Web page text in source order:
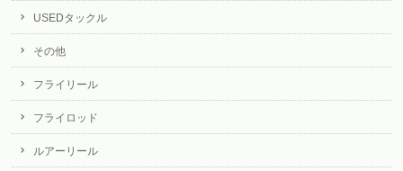
USEDタックル
その他
フライリール
フライロッド
ルアーリール